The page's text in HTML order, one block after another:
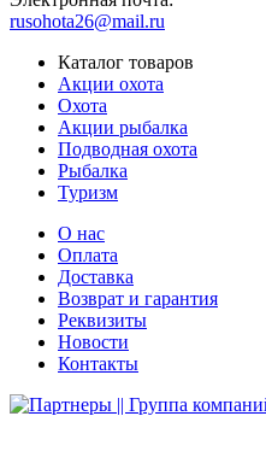
rusohota26@mail.ru
Каталог товаров
Акции охота
Охота
Акции рыбалка
Подводная охота
Рыбалка
Туризм
О нас
Оплата
Доставка
Возврат и гарантия
Реквизиты
Новости
Контакты